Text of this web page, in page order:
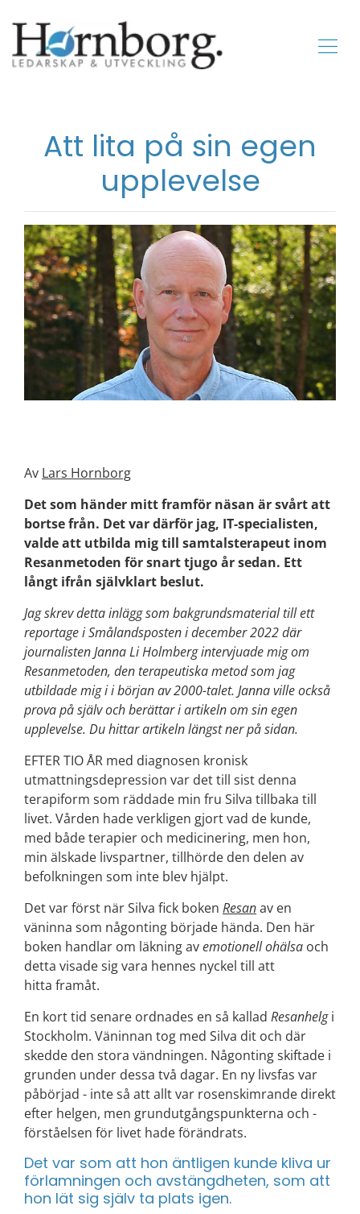
Att lita på sin egen
upplevelse
Av Lars Hornborg
Det som händer mitt framför näsan är svårt att
bortse från. Det var därför jag, IT-specialisten,
valde att utbilda mig till samtalsterapeut inom
Resanmetoden för snart tjugo år sedan. Ett
långt ifrån självklart beslut.
Jag skrev detta inlägg som bakgrundsmaterialtill ett
reportage i Smålandsposten i december 2022 där
journalisten Janna Li Holmberg intervjuade mig om
Resanmetoden, den terapeutiska metod som jag
utbildade mig i i början av 2000-talet. Janna ville också
prova på själv och berättar i artikeln om sin egen
upplevelse. Du hittar artikeln längst ner på sidan.
EFTER TIO ÅR med diagnosen kronisk
utmattningsdepression var det till sist denna
terapiform som räddade min fru Silva tillbaka till
livet. Vården hade verkligen gjort vad de kunde,
med både terapier och medicinering, men hon,
min älskade livspartner, tillhörde den delen av
befolkningen som inte blev hjälpt.
Det var först när Silva fick boken Resanav en
väninna som någonting började hända. Den här
boken handlar om läkning avemotionell ohälsa och
detta visade sig vara hennes nyckel till att
hitta framåt.
En kort tid senare ordnades en så kallad Resanhelgi
Stockholm. Väninnan tog med Silva dit och där
skedde den stora vändningen. Någonting skiftade i
grunden under dessa två dagar. En ny livsfas var
påbörjad - inte så att allt var rosenskimrande direkt
efter helgen, men grundutgångspunkterna och -
förståelsen för livet hade förändrats.
Det var som att hon äntligen kunde kliva ur
förlamningen och avstängdheten, som att
hon lät sig själv ta plats igen.